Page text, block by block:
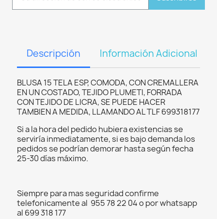
Descripción Información Adicional
BLUSA 15 TELA ESP, COMODA, CON CREMALLERA
EN UN COSTADO, TEJIDO PLUMETI, FORRADA
CON TEJIDO DE LICRA, SE PUEDE HACER
TAMBIEN A MEDIDA, LLAMANDO AL TLF 699318177
Si a la hora del pedido hubiera existencias se
serviría inmediatamente, si es bajo demanda los
pedidos se podrían demorar hasta según fecha
25-30 días máximo.
Siempre para mas seguridad confirme
telefonicamente al 955 78 22 04 o por whatsapp
al 699 318 177